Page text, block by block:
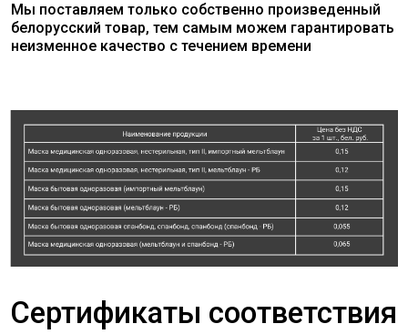
Мы поставляем только собственно произведенный
белорусский товар, тем самым можем гарантировать
неизменное качество с течением времени
Сертификаты соответствия